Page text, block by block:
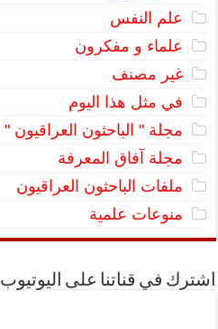
علم النفس
علماء و مفكرون
غير مصنف
في مثل هذا اليوم
مجلة " الباحثون العراقيون "
مجلة آفاق المعرفة
ملفات الباحثون العراقيون
منوعات علمية
اشترك في قناتنا على اليوتيوب